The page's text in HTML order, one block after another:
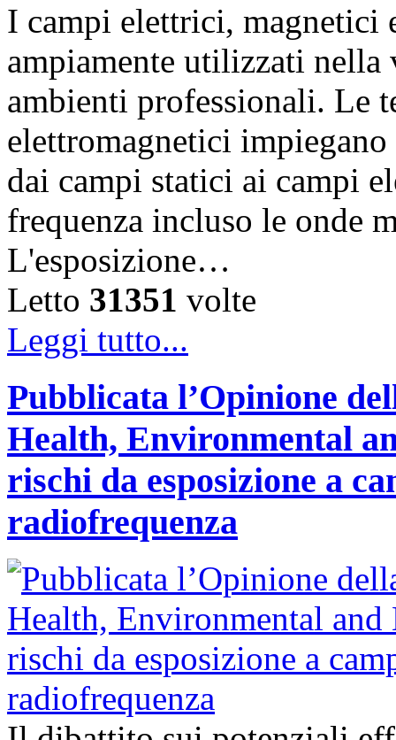
I campi elettrici, magnetici
ampiamente utilizzati
ambienti professionali. Le
elettromagnetici
dai campi statici ai campi
frequenza incluso le onde
L'esposizione…
Letto 31351 volte
Leggi tutto...
Pubblicata l’Opinione
Health, Environmental
rischi da esposizione a
radiofrequenza